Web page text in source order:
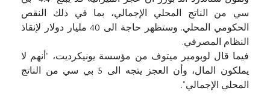
سي من الناتج المحلي الإجمالي، بما في ذلك النقص
الحكومي المحلي. وستظهر حاجة الى 40 مليار دولار لإنقاذ
النظام المصرفي.
فيما قال لوبومير ميتوف من مؤسسة يونيكرديت، “أنهم لا
يملكون المال، وأن العجز يتجه الى 5 بي سي من الناتج
المحلي الإجمالي”.